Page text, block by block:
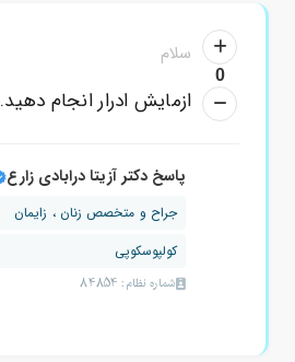
0
سلام
ازمایش ادرار انجام دهید.
پاسخ دکتر آزیتا درابادی زارع
جراح و متخصص زنان ، زایمان
کولپوسکوپی
شماره نظام: 84854